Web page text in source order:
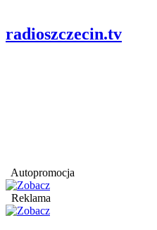
radioszczecin.tv
Autopromocja
Reklama